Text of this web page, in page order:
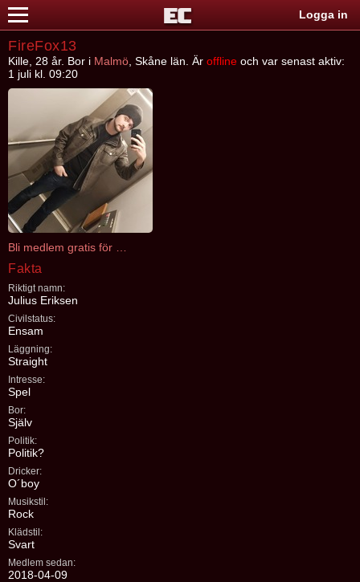
Logga in
FireFox13
Kille, 28 år. Bor i Malmö , Skåne län. Är offline och var senast aktiv:
1 juli kl. 09:20
Fakta
Riktigt namn:
Julius Eriksen
Civilstatus:
Ensam
Läggning:
Straight
Intresse:
Spel
Bor:
Själv
Politik:
Politik?
Dricker:
O´boy
Musikstil:
Rock
Klädstil:
Svart
Medlem sedan:
2018-04-09